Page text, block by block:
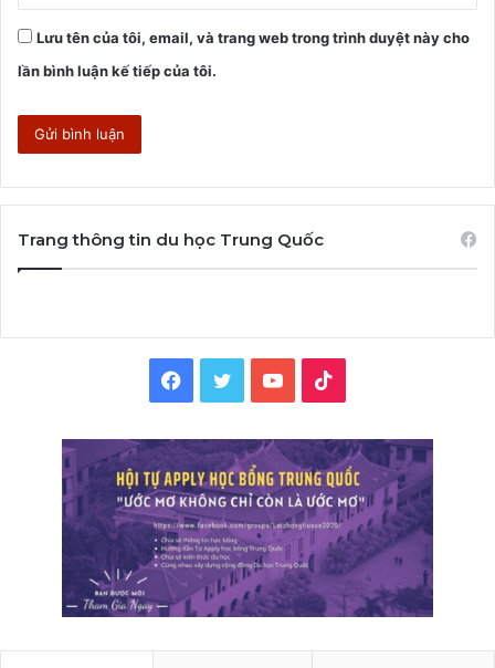
Lưu tên của tôi, email, và trang web trong trình duyệt này cho
lần bình luận kế tiếp của tôi.
Trang thông tin du học Trung Quốc
Facebook
TwitterYouTube